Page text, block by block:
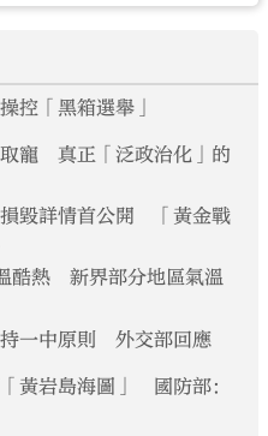
控「黑箱選舉」
寵 真正「泛政治化」的
毀詳情首公開 「黃金戰
酷熱 新界部分地區氣溫
一中原則 外交部回應
黃岩島海圖」 國防部：